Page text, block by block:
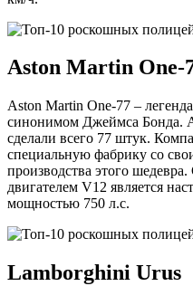
Aston Martin One-
Aston Martin One-77 –
синонимом Джеймса Бонда.
сделали всего 77 штук.
специальную фабрику со
производства этого
двигателем V12 является
мощностью 750 л.с.
Lamborghini Urus